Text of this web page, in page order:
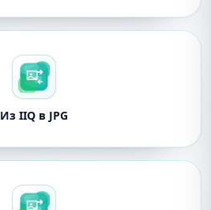
Из IIQ в JPG